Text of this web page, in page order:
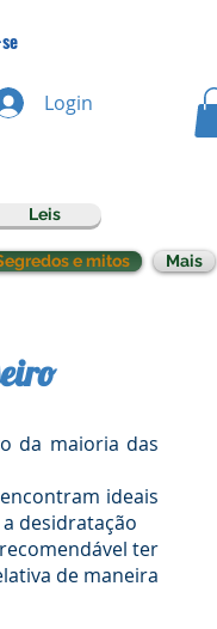
Login
Leis
e mitos Mais
da maioria das
ideais
desidratação
ter
de maneira